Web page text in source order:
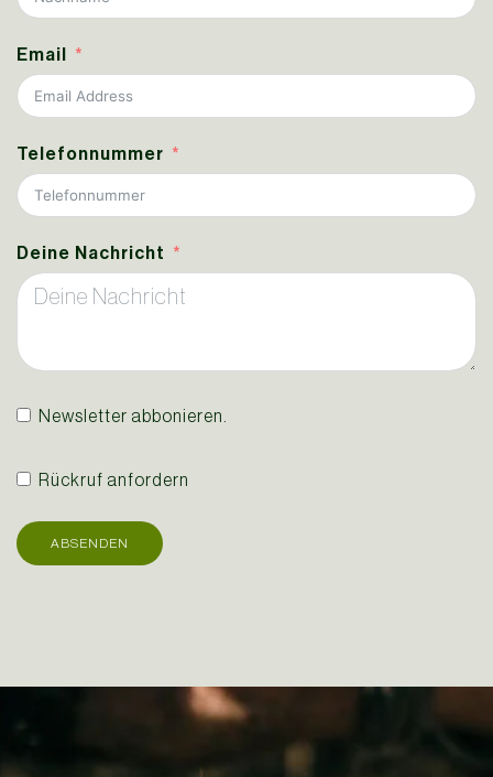
Email
Telefonnummer
Deine Nachricht
Newsletter abbonieren.
Rückruf anfordern
ABSENDEN